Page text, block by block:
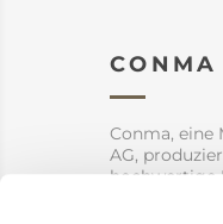
CONMA
Conma, eine
AG,
hochwertige